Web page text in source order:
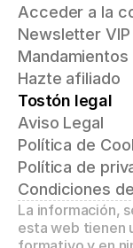
Acceder a la
Newsletter VIP
Mandamientos
Hazte afiliado
Tostón legal
Aviso Legal
Política de
Política de
Condiciones
La información,
esta web tienen